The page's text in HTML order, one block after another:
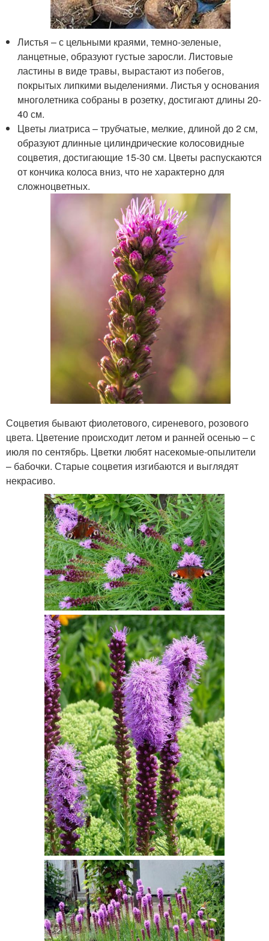
Листья – с цельными краями, темно-зеленые,
ланцетные, образуют густые заросли. Листовые
ластины в виде травы, вырастают из побегов,
покрытых липкими выделениями. Листья у основания
многолетника собраны в розетку, достигают длины 20-
40 см.
Цветы лиатриса – трубчатые, мелкие, длиной до 2 см,
образуют длинные цилиндрические колосовидные
соцветия, достигающие 15-30 см. Цветы распускаются
от кончика колоса вниз, что не характерно для
сложноцветных.
Соцветия бывают фиолетового, сиреневого, розового
цвета. Цветение происходит летом и ранней осенью – с
июля по сентябрь. Цветки любят насекомые-опылители
– бабочки. Старые соцветия изгибаются и выглядят
некрасиво.